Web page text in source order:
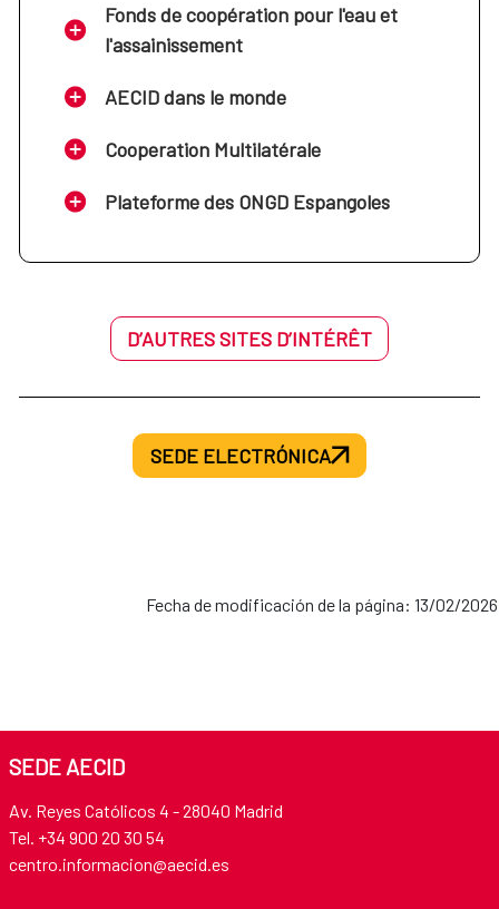
Fonds de coopération pour l'eau et
l'assainissement
AECID dans le monde
Cooperation Multilatérale
Plateforme des ONGD Espangoles
D’AUTRES SITES D’INTÉRÊT
SEDE ELECTRÓNICA
Fecha de modificación de la página: 13/02/2026
SEDE AECID
Av. Reyes Católicos 4 - 28040 Madrid
Tel. +34 900 20 30 54​​​​​​​
centro.informacion@aecid.es